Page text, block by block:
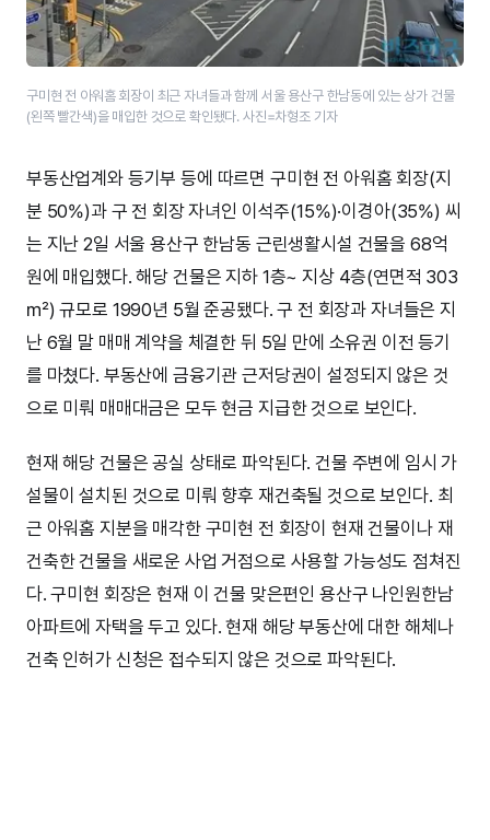
구미현 전 아워홈 회장이 최근 자녀들과 함께 서울 용산구 한남동에 있는 상가 건물
(왼쪽 빨간색)을 매입한 것으로 확인됐다. 사진=차형조 기자
부동산업계와 등기부 등에 따르면 구미현 전 아워홈 회장(지
분 50%)과 구 전 회장 자녀인 이석주(15%)·이경아(35%) 씨
는 지난 2일 서울 용산구 한남동 근린생활시설 건물을 68억
원에 매입했다. 해당 건물은 지하 1층~ 지상 4층(연면적 303
㎡) 규모로 1990년 5월 준공됐다. 구 전 회장과 자녀들은 지
난 6월 말 매매 계약을 체결한 뒤 5일 만에 소유권 이전 등기
를 마쳤다. 부동산에 금융기관 근저당권이 설정되지 않은 것
으로 미뤄 매매대금은 모두 현금 지급한 것으로 보인다.
현재 해당 건물은 공실 상태로 파악된다. 건물 주변에 임시 가
설물이 설치된 것으로 미뤄 향후 재건축될 것으로 보인다. 최
근 아워홈 지분을 매각한 구미현 전 회장이 현재 건물이나 재
건축한 건물을 새로운 사업 거점으로 사용할 가능성도 점쳐진
다. 구미현 회장은 현재 이 건물 맞은편인 용산구 나인원한남
아파트에 자택을 두고 있다. 현재 해당 부동산에 대한 해체나
건축 인허가 신청은 접수되지 않은 것으로 파악된다.